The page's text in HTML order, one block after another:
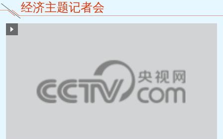
经济主题记者会